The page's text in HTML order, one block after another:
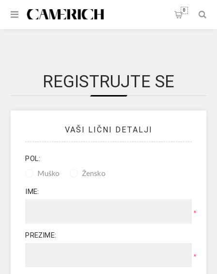
0
REGISTRUJTE SE
VAŠI LIČNI DETALJI
POL:
Muško
Žensko
IME:
*
PREZIME:
*